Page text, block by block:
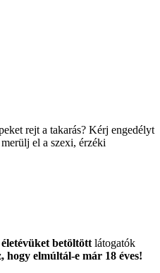
rejt a takarás? Kérj engedélyt
el a szexi, érzéki
életévüket betöltött látogatók
elmúltál-e már 18 éves!